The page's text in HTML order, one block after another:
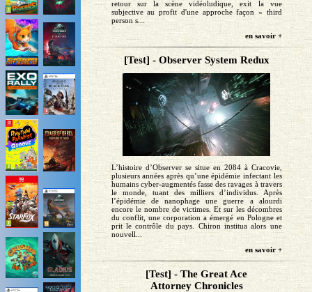
retour sur la scène vidéoludique, exit la vue
subjective au profit d'une approche façon « third
person s...
en savoir +
[Test] - Observer System Redux
L’histoire d’Observer se situe en 2084 à Cracovie,
plusieurs années après qu’une épidémie infectant les
humains cyber-augmentés fasse des ravages à travers
le monde, tuant des milliers d’individus. Après
l’épidémie de nanophage une guerre a alourdi
encore le nombre de victimes. Et sur les décombres
du conflit, une corporation a émergé en Pologne et
prit le contrôle du pays. Chiron institua alors une
nouvell...
en savoir +
[Test] - The Great Ace
Attorney Chronicles